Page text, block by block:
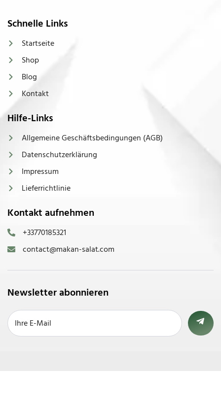
Schnelle Links
Startseite
Shop
Blog
Kontakt
Hilfe-Links
Allgemeine Geschäftsbedingungen (AGB)
Datenschutzerklärung
Impressum
Lieferrichtlinie
Kontakt aufnehmen
+33770185321
contact@makan-salat.com
Newsletter abonnieren